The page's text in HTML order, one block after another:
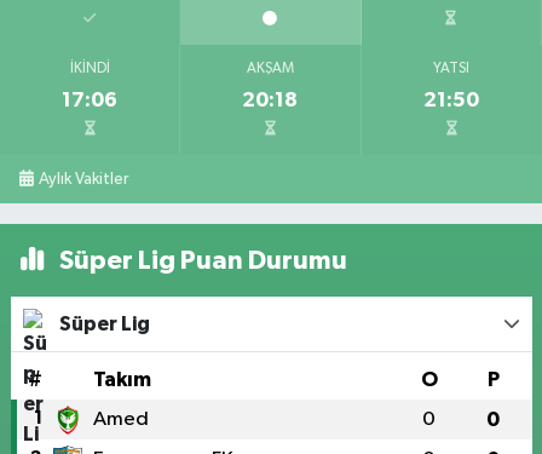
İKINDI
17:06
AKŞAM
20:18
YATSI
21:50
Aylık Vakitler
Süper Lig Puan Durumu
Süper Lig
# Takım O P
1 Amed 0 0